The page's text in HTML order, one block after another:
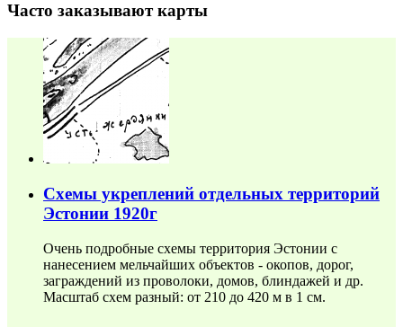
Часто заказывают карты
Схемы укреплений отдельных территорий
Эстонии 1920г
Очень подробные схемы территория Эстонии с
нанесением мельчайших объектов - окопов, дорог,
заграждений из проволоки, домов, блиндажей и др.
Масштаб схем разный: от 210 до 420 м в 1 см.